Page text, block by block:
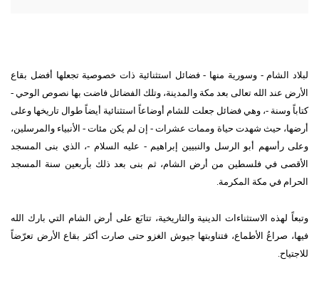
لبلاد الشام - وسورية منها - فضائل استثنائية ذات خصوصية تجعلها أفضل بقاع
الأرض عند الله تعالى بعد مكة والمدينة، وتلك الفضائل فاضت بها نصوص الوحي -
كتاباً وسنة -، وهي فضائل جعلت للشام أوضاعاً استثنائية أيضاً طوال تاريخها وعلى
أرضها، حيث شهدت حياة وممات عشرات - إن لم يكن مئات - الأنبياء والمرسلين،
وعلى رأسهم أبو الرسل والنبيين إبراهيم - عليه السلام -، الذي بنى المسجد
الأقصى في فلسطين من أرض الشام، ثم بنى بعد ذلك بأربعين سنة المسجد
الحرام في مكة المكرمة.
وتبعاً لهذه الاستثناءات الدينية والتاريخية، تتابَع على أرض الشام التي بارك الله
فيها، صراعُ الأطماع، فتناوبتها جيوش الغزو حتى صارت أكثر بقاع الأرض تعرّضاً
للاجتياح.